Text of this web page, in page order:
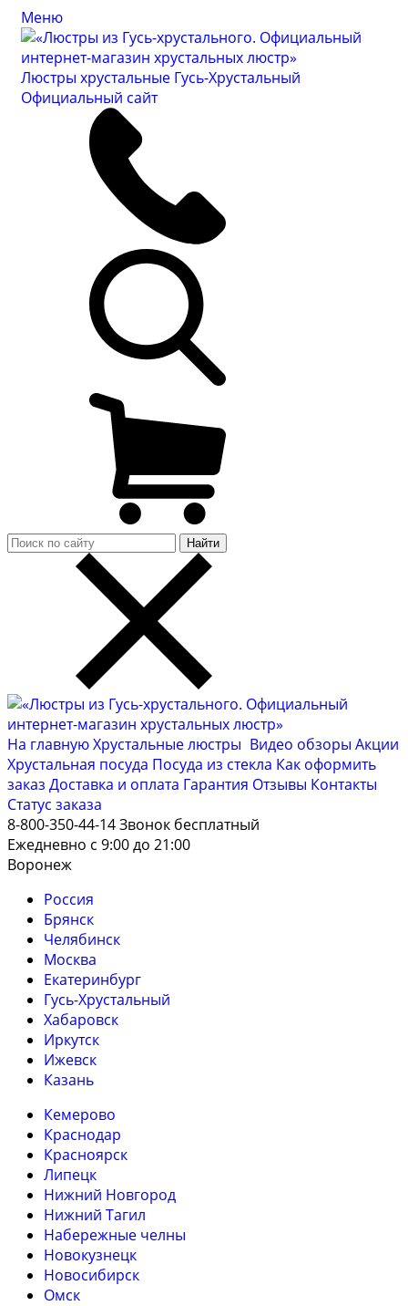
Меню
Люстры хрустальные Гусь-Хрустальный
Официальный сайт
Найти
На главнуюХрустальные люстры Видео обзоры Акции
Хрустальная посуда Посуда из стекла Как оформить
заказ Доставка и оплата Гарантия Отзывы Контакты
Cтатус заказа
8-800-350-44-14Звонок бесплатный
Ежедневно с 9:00 до 21:00
Воронеж
Россия
Брянск
Челябинск
Москва
Екатеринбург
Гусь-Хрустальный
Хабаровск
Иркутск
Ижевск
Казань
Кемерово
Краснодар
Красноярск
Липецк
Нижний Новгород
Нижний Тагил
Набережные челны
Новокузнецк
Новосибирск
Омск